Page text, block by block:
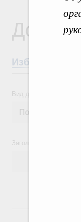
Избранные
Вид документа
Заголовок или текст